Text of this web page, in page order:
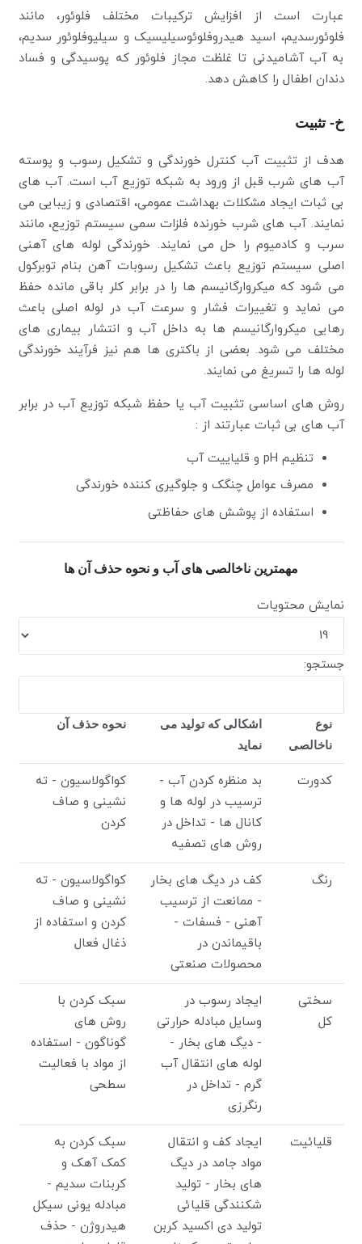
عبارت است از افزایش ترکیبات مختلف فلوئور، مانند
فلوئورسدیم، اسید هیدروفلوئوسیلیسیک و سیلیوفلوئور سدیم،
به آب آشامیدنی تا غلظت مجاز فلوئور که پوسیدگی و فساد
دندان اطفال را کاهش دهد.
خ- تثبیت
هدف از تثبیت آب کنترل خورندگی و تشکیل رسوب و پوسته
آب های شرب قبل از ورود به شبکه توزیع آب است. آب های
بی ثبات ایجاد مشکلات بهداشت عمومی، اقتصادی و زیبایی می
نمایند. آب های شرب خورنده فلزات سمی سیستم توزیع، مانند
سرب و کادمیوم را حل می نمایند. خورندگی لوله های آهنی
اصلی سیستم توزیع باعث تشکیل رسوبات آهن بنام توبرکول
می شود که میکروارگانیسم ها را در برابر کلر باقی مانده حفظ
می نماید و تغییرات فشار و سرعت آب در لوله اصلی باعث
رهایی میکروارگانیسم ها به داخل آب و انتشار بیماری های
مختلف می شود. بعضی از باکتری ها هم نیز فرآیند خورندگی
لوله ها را تسریغ می نمایند.
روش های اساسی تثبیت آب یا حفظ شبکه توزیع آب در برابر
آب های بی ثبات عبارتند از :
تنظیم pH و قلیاییت آب
مصرف عوامل چنگک و جلوگیری کننده خورندگی
استفاده از پوشش های حفاظتی
مهمترین ناخالصی های آب و نحوه حذف آن ها
نمایش محتویات
جستجو:
نوع
ناخالصی
اشکالی که تولید می
نماید
نحوه حذف آن
کدورت
بد منظره کردن آب -
ترسیب در لوله ها و
کانال ها - تداخل در
روش های تصفیه
کواگولاسیون - ته
نشینی و صاف
کردن
رنگ
کف در دیگ های بخار
- ممانعت از ترسیب
آهنی - فسفات -
باقیماندن در
محصولات صنعتی
کواگولاسیون - ته
نشینی و صاف
کردن و استفاده از
ذغال فعال
سختی
کل
ایجاد رسوب در
وسایل مبادله حرارتی
- دیگ های بخار -
لوله های انتقال آب
گرم - تداخل در
رنگرزی
سبک کردن با
روش های
گوناگون - استفاده
از مواد با فعالیت
سطحی
قلیائیت
ایجاد کف و انتقال
مواد جامد در دیگ
های بخار - تولید
شکنندگی قلیائی
تولید دی اکسید کربن
سبک کردن به
کمک آهک و
کربنات سدیم -
مبادله یونی سیکل
هیدروژن - حذف